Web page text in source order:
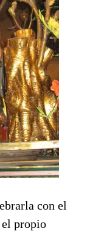
con el
propio